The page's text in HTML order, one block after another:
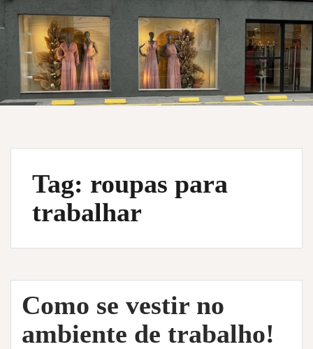
Tag: roupas para
trabalhar
Como se vestir no
ambiente de trabalho!